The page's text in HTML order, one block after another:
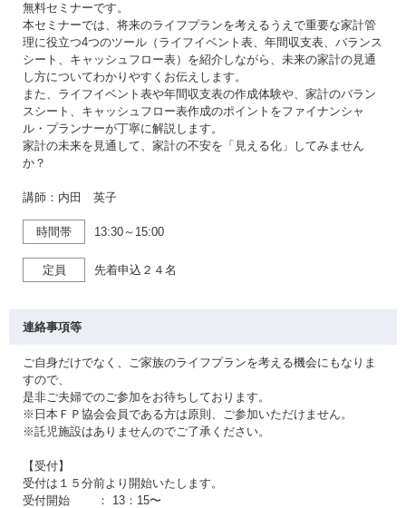
無料セミナーです。
本セミナーでは、将来のライフプランを考えるうえで重要な家計管
理に役立つ4つのツール（ライフイベント表、年間収支表、バランス
シート、キャッシュフロー表）を紹介しながら、未来の家計の見通
し方についてわかりやすくお伝えします。
また、ライフイベント表や年間収支表の作成体験や、家計のバラン
スシート、キャッシュフロー表作成のポイントをファイナンシャ
ル・プランナーが丁寧に解説します。
家計の未来を見通して、家計の不安を「見える化」してみません
か？
講師：内田 英子
時間帯 13:30～15:00
定員 先着申込２４名
連絡事項等
ご自身だけでなく、ご家族のライフプランを考える機会にもなりま
すので、
是非ご夫婦でのご参加をお待ちしております。
※日本ＦＰ協会会員である方は原則、ご参加いただけません。
※託児施設はありませんのでご了承ください。
【受付】
受付は１５分前より開始いたします。
受付開始 ： 13：15〜